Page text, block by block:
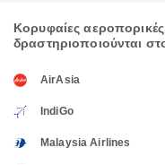
Κορυφαίες αεροπορικές
δραστηριοποιούνται
AirAsia
IndiGo
Malaysia Airlines